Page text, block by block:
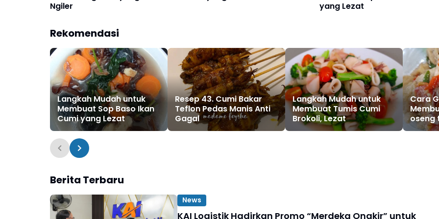
Ngiler
yang Lezat
Rekomendasi
Langkah Mudah untuk
Membuat Sop Baso Ikan
Cumi yang Lezat
Resep 43. Cumi Bakar
Teflon Pedas Manis Anti
Gagal
Langkah Mudah untuk
Membuat Tumis Cumi
Brokoli, Lezat
Cara
oseng
Ngiler
Berita Terbaru
News
KAI Logistik Hadirkan Promo “Merdeka Ongkir” untuk